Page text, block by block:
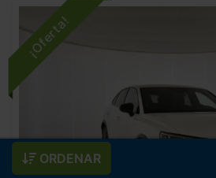
ORDENAR